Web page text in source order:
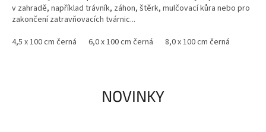
v zahradě, například trávník, záhon, štěrk, mulčovací kůra nebo pro
zakončení zatravňovacích tvárnic...
4,5 x 100 cm černá
6,0 x 100 cm černá 8,0 x 100 cm černá
NOVINKY